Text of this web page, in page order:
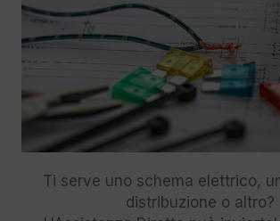
Ti serve uno schema elettrico,
distribuzione o altro?